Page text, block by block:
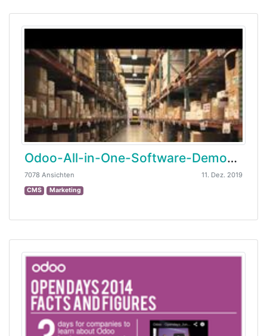
Odoo-All-in-One-Software-Demonstration
7078 Ansichten 11. Dez. 2019
CMS Marketing